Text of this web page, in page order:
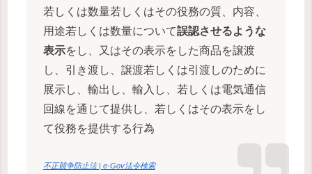
若しくは数量若しくはその役務の質、内容、
用途若しくは数量について誤認させるような
表示をし、又はその表示をした商品を譲渡
し、引き渡し、譲渡若しくは引渡しのために
展示し、輸出し、輸入し、若しくは電気通信
回線を通じて提供し、若しくはその表示をし
て役務を提供する行為
不正競争防止法 | e-Gov法令検索